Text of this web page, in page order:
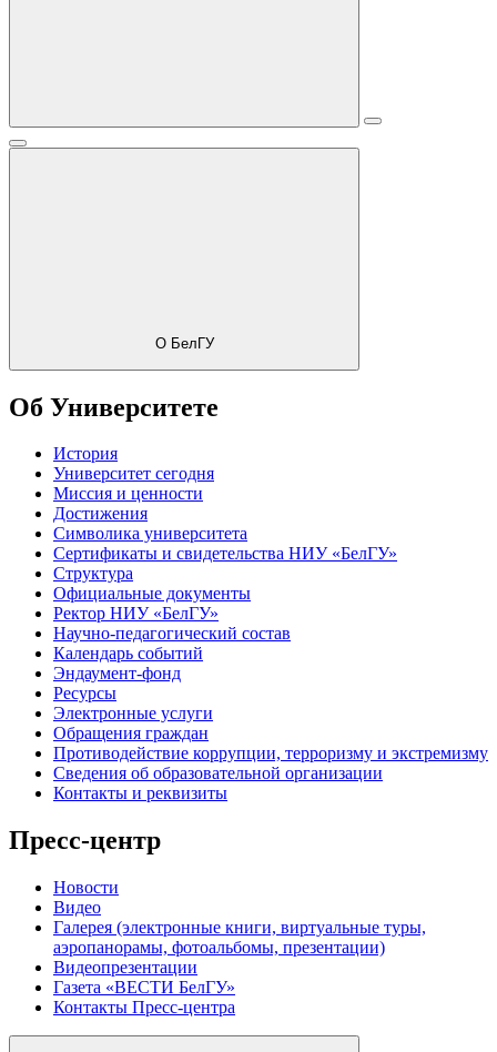
О БелГУ
Об Университете
История
Университет сегодня
Миссия и ценности
Достижения
Символика университета
Сертификаты и свидетельства НИУ «БелГУ»
Структура
Официальные документы
Ректор НИУ «БелГУ»
Научно-педагогический состав
Календарь событий
Эндаумент-фонд
Ресурсы
Электронные услуги
Обращения граждан
Противодействие коррупции, терроризму и экстремизму
Сведения об образовательной организации
Контакты и реквизиты
Пресс-центр
Новости
Видео
Галерея (электронные книги, виртуальные туры,
аэропанорамы, фотоальбомы, презентации)
Видеопрезентации
Газета «ВЕСТИ БелГУ»
Контакты Пресс-центра